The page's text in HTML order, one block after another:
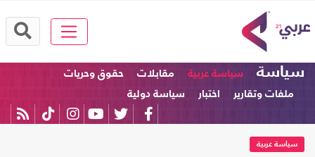
سياسة سياسة عربية مقابلات
حقوق وحريات
ملفات وتقارير
اختبار سياسة دولية
سياسة عربية